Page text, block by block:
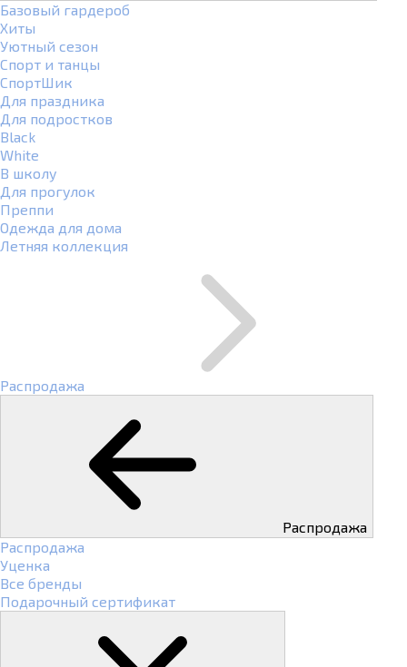
Базовый гардероб
Хиты
Уютный сезон
Спорт и танцы
СпортШик
Для праздника
Для подростков
Black
White
В школу
Для прогулок
Преппи
Одежда для дома
Летняя коллекция
Распродажа
Распродажа
Распродажа
Уценка
Все бренды
Подарочный сертификат